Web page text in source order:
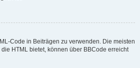
Code in Beiträgen zu verwenden. Die meisten
HTML bietet, können über BBCode erreicht